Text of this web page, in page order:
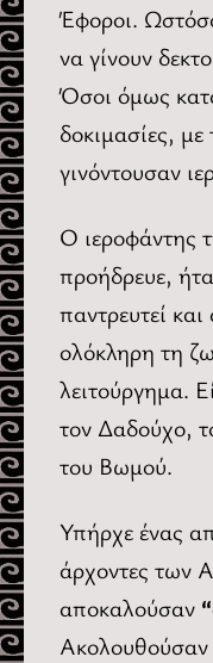
Έφοροι.
να γίνουν
Όσοι όμως
δοκιμασίες,
γινόντουσαν
Ο ιεροφάντης
προήδρευε,
παντρευτεί
ολόκληρη τη
λειτούργημα.
τον Δαδούχο,
του Βωμού.
Υπήρχε ένας
άρχοντες των
αποκαλούσαν
Ακολουθούσαν